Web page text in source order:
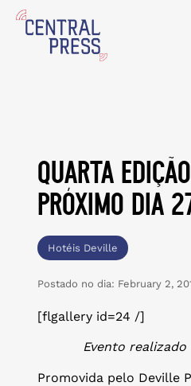
quarta
próximo dia
Hotéis Deville
Postado no dia: February 2,
[flgallery id=24 /]
Evento
Promovida pelo Deville